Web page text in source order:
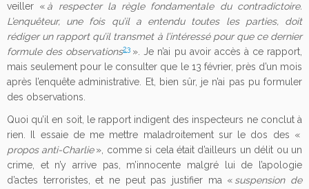
veiller « à respecter la règle fondamentale du contradictoire.
L’enquêteur, une fois qu’il a entendu toutes les parties, doit
rédiger un rapport qu’il transmet à l’intéressé pour que ce dernier
formule des observations23 ». Je n’ai pu avoir accès à ce rapport,
mais seulement pour le consulter que le 13 février, près d’un mois
après l’enquête administrative. Et, bien sûr, je n’ai pas pu formuler
des observations.
Quoi qu’il en soit, le rapport indigent des inspecteurs ne conclut à
rien. Il essaie de me mettre maladroitement sur le dos des «
propos anti-Charlie», comme si cela était d’ailleurs un délit ou un
crime, et n’y arrive pas, m’innocente malgré lui de l’apologie
d’actes terroristes, et ne peut pas justifier ma « suspension de